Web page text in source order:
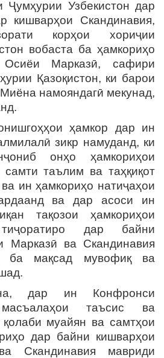
Узбекистон дар
кишварҳои Скандинавия,
корҳои хориҷии
вобаста ба ҳамкориҳо
Марказӣ, сафири
Қазоқистон, ки барои
намояндагӣ мекунад,
ҳамкор дар ин
зикр намуданд, ки
онҳо ҳамкориҳои
таълим ва таҳқиқот
ин ҳамкориҳо натиҷаҳои
ва дар асоси ин
тақозои ҳамкориҳои
дар байни
Марказӣ ва Скандинавия
ба мақсад мувофиқ ва
дар ин Конфронси
таъсис ва
муайян ва самтҳои
дар байни кишварҳои
Скандинавия мавриди